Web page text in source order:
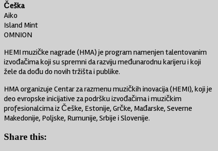
Češka
Aiko
Island Mint
OMNION
HEMI muzičke nagrade (HMA) je program namenjen talentovanim
izvođačima koji su spremni da razviju međunarodnu karijeru i koji
žele da dođu do novih tržišta i publike.
HMA organizuje Centar za razmenu muzičkih inovacija (HEMI), koji je
deo evropske inicijative za podršku izvođačima i muzičkim
profesionalcima iz Češke, Estonije, Grčke, Mađarske, Severne
Makedonije, Poljske, Rumunije, Srbije i Slovenije.
Share this: